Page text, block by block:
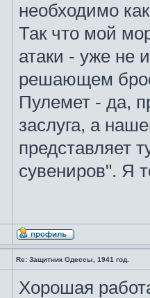
необходимо
Так что мой
атаки - уже не
решающем
Пулемет - да,
заслуга, а
представляет
сувениров". Я
Re: Защитник Одессы, 1941 год.
Хорошая